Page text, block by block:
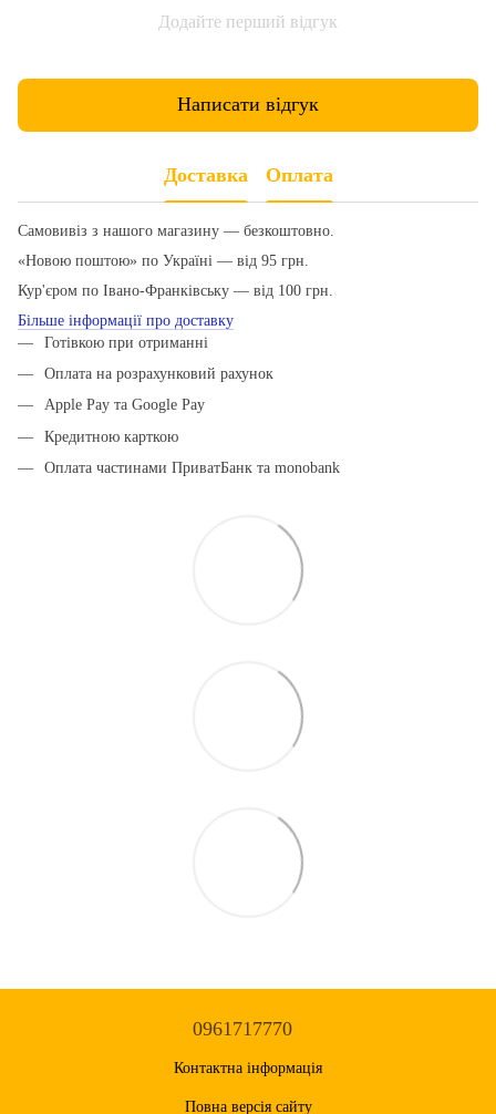
Додайте перший відгук
Написати відгук
Доставка Оплата
Самовивіз з нашого магазину — безкоштовно.
«Новою поштою» по Україні — від 95 грн.
Кур'єром по Івано-Франківську — від 100 грн.
Більше інформації про доставку
Готівкою при отриманні
Оплата на розрахунковий рахунок
Apple Pay та Google Pay
Кредитною карткою
Оплата частинами ПриватБанк та monobank
0961717770
Контактна інформація
Повна версія сайту